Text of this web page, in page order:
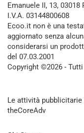
Emanuele II, 13,
I.V.A. 03144800608
Ecoo.it non è una
aggiornato senza
considerarsi un
del 07.03.2001
Copyright ©2026 -
Le attività
theCoreAdv